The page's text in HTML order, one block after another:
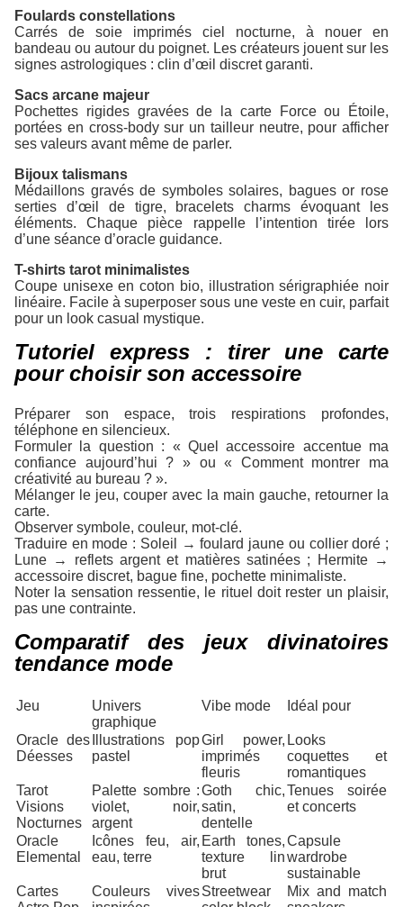
Foulards constellations
Carrés de soie imprimés ciel nocturne, à nouer en
bandeau ou autour du poignet. Les créateurs jouent sur les
signes astrologiques : clin d’œil discret garanti.
Sacs arcane majeur
Pochettes rigides gravées de la carte Force ou Étoile,
portées en cross-body sur un tailleur neutre, pour afficher
ses valeurs avant même de parler.
Bijoux talismans
Médaillons gravés de symboles solaires, bagues or rose
serties d’œil de tigre, bracelets charms évoquant les
éléments. Chaque pièce rappelle l’intention tirée lors
d’une séance d’oracle guidance.
T-shirts tarot minimalistes
Coupe unisexe en coton bio, illustration sérigraphiée noir
linéaire. Facile à superposer sous une veste en cuir, parfait
pour un look casual mystique.
Tutoriel express : tirer une carte
pour choisir son accessoire
Préparer son espace, trois respirations profondes,
téléphone en silencieux.
Formuler la question : « Quel accessoire accentue ma
confiance aujourd’hui ? » ou « Comment montrer ma
créativité au bureau ? ».
Mélanger le jeu, couper avec la main gauche, retourner la
carte.
Observer symbole, couleur, mot-clé.
Traduire en mode : Soleil → foulard jaune ou collier doré ;
Lune → reflets argent et matières satinées ; Hermite →
accessoire discret, bague fine, pochette minimaliste.
Noter la sensation ressentie, le rituel doit rester un plaisir,
pas une contrainte.
Comparatif des jeux divinatoires
tendance mode
Jeu
Univers
graphique
Vibe mode Idéal pour
Oracle des
Déesses
Illustrations pop
pastel
Girl power,
imprimés
fleuris
Looks
coquettes et
romantiques
Tarot
Visions
Nocturnes
Palette sombre :
violet, noir,
argent
Goth chic,
satin,
dentelle
Tenues soirée
et concerts
Oracle
Elemental
Icônes feu, air,
eau, terre
Earth tones,
texture lin
brut
Capsule
wardrobe
sustainable
Cartes
Couleurs vivesStreetwear
Mix and match